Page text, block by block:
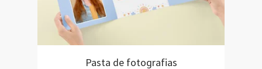
Pasta de fotografias